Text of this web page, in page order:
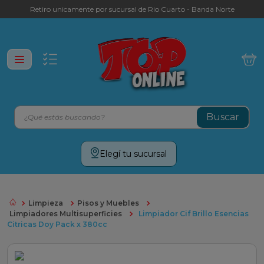
Retiro unicamente por sucursal de Rio Cuarto - Banda Norte
¿Qué estás buscando?
Elegí tu sucursal
Limpieza
Pisos y Muebles
Limpiadores Multisuperficies
Limpiador Cif Brillo Esencias
Citricas Doy Pack x 380cc
Términos más buscados
cafe
galletitas